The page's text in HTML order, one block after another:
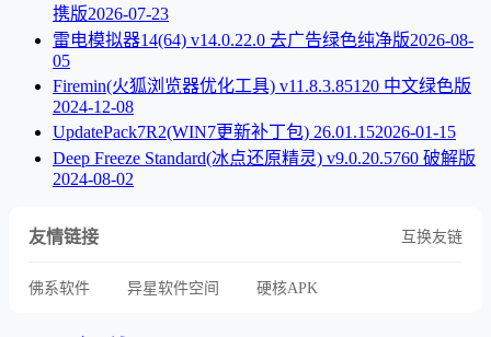
携版2026-07-23
雷电模拟器14(64) v14.0.22.0 去广告绿色纯净版2026-08-
05
Firemin(火狐浏览器优化工具) v11.8.3.85120 中文绿色版
2024-12-08
UpdatePack7R2(WIN7更新补丁包) 26.01.152026-01-15
Deep Freeze Standard(冰点还原精灵) v9.0.20.5760 破解版
2024-08-02
友情链接 互换友链
佛系软件 异星软件空间 硬核APK